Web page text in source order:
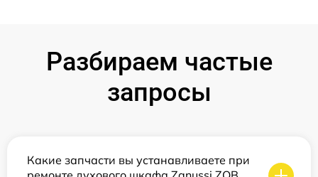
Разбираем частые
запросы
Какие запчасти вы устанавливаете при